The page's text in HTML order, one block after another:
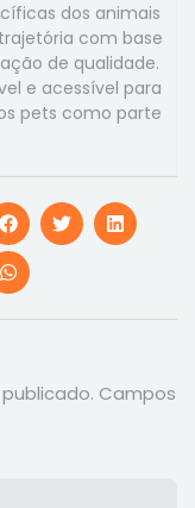
dos animais
com base
de qualidade.
e acessível para
pets como parte
Campos